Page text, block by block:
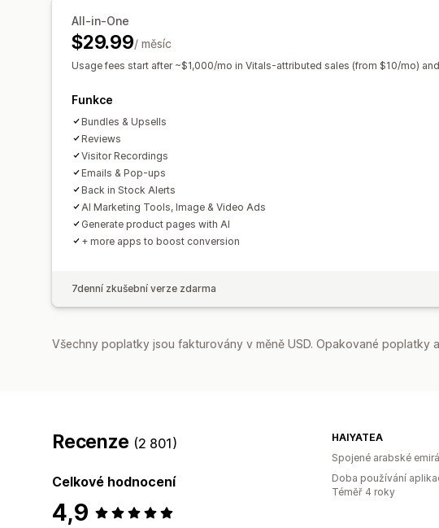
All-in-One
$29.99/ měsíc
Usage fees start after ~$1,000/mo in Vitals-attributed sales (from $10/mo)
Funkce
Bundles & Upsells
Reviews
Visitor Recordings
Emails & Pop-ups
Back in Stock Alerts
AI Marketing Tools, Image & Video Ads
Generate product pages with AI
+ more apps to boost conversion
7denní zkušební verze zdarma
Všechny poplatky jsou fakturovány v měně USD. Opakované
Recenze (2 801)
Celkové hodnocení
4,9
HAIYATEA
Spojené arabské
Doba používání
Téměř 4 roky